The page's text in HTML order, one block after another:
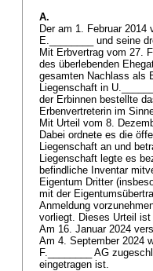
A.
Der am 1. Februar
E.________ und seine
Mit Erbvertrag vom 27.
des überlebenden
gesamten Nachlass als
Liegenschaft in
der Erbinnen bestellte
Erbenvertreterin im
Mit Urteil vom 8.
Dabei ordnete es die
Liegenschaft an und
Liegenschaft legte es
befindliche Inventar
Eigentum Dritter
mit der
Anmeldung
vorliegt. Dieses Urteil
Am 16. Januar 2024
Am 4. September 2024
F.________ AG
eingetragen ist.